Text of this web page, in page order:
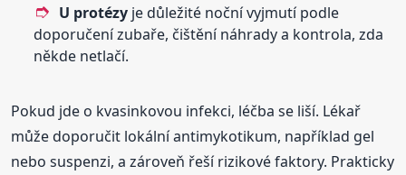
U protézy je důležité noční vyjmutí podle
doporučení zubaře, čištění náhrady a kontrola, zda
někde netlačí.
Pokud jde o kvasinkovou infekci, léčba se liší. Lékař
může doporučit lokální antimykotikum, například gel
nebo suspenzi, a zároveň řeší rizikové faktory. Prakticky